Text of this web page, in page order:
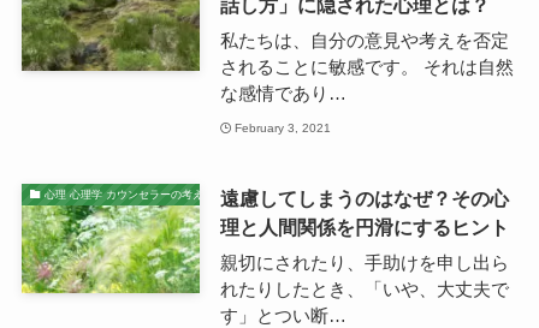
話し方」に隠された心理とは？
私たちは、自分の意見や考えを否定
されることに敏感です。 それは自然
な感情であり…
February 3, 2021
心理 心理学 カウンセラーの考え
遠慮してしまうのはなぜ？その心
理と人間関係を円滑にするヒント
親切にされたり、手助けを申し出ら
れたりしたとき、「いや、大丈夫で
す」とつい断…